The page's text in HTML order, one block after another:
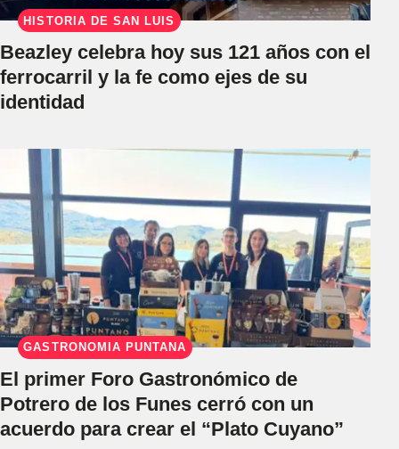
HISTORIA DE SAN LUIS
Beazley celebra hoy sus 121 años con el
ferrocarril y la fe como ejes de su
identidad
GASTRONOMÍA PUNTANA
El primer Foro Gastronómico de
Potrero de los Funes cerró con un
acuerdo para crear el “Plato Cuyano”